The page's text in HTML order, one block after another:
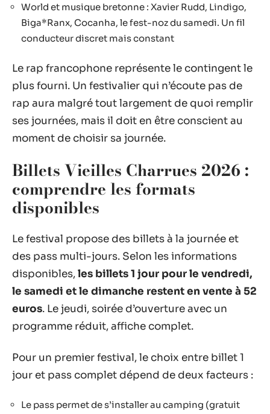
World et musique bretonne : Xavier Rudd, Lindigo,
Biga*Ranx, Cocanha, le fest-noz du samedi. Un fil
conducteur discret mais constant
Le rap francophone représente le contingent le
plus fourni. Un festivalier qui n’écoute pas de
rap aura malgré tout largement de quoi remplir
ses journées, mais il doit en être conscient au
moment de choisir sa journée.
Billets Vieilles Charrues 2026 :
comprendre les formats
disponibles
Le festival propose des billets à la journée et
des pass multi-jours. Selon les informations
disponibles,les billets 1 jour pour le vendredi,
le samedi et le dimanche restent en vente à 52
euros. Le jeudi, soirée d’ouverture avec un
programme réduit, affiche complet.
Pour un premier festival, le choix entre billet 1
jour et pass complet dépend de deux facteurs :
Le pass permet de s’installer au camping (gratuit